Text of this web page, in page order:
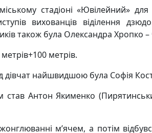
стадіоні «Ювілейний»
вихованців віділення
також була Олександра Хропко –
метрів.
найшвидшою була Софія
став Антон Якименко
м’ячем, а потім